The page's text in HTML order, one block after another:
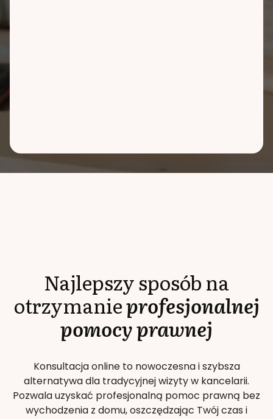
Najlepszy sposób na
otrzymanieprofesjonalnej
pomocy prawnej
Konsultacja online to nowoczesna i szybsza
alternatywa dla tradycyjnej wizyty w kancelarii.
Pozwala uzyskać profesjonalną pomoc prawną bez
wychodzenia z domu, oszczędzając Twój czas i